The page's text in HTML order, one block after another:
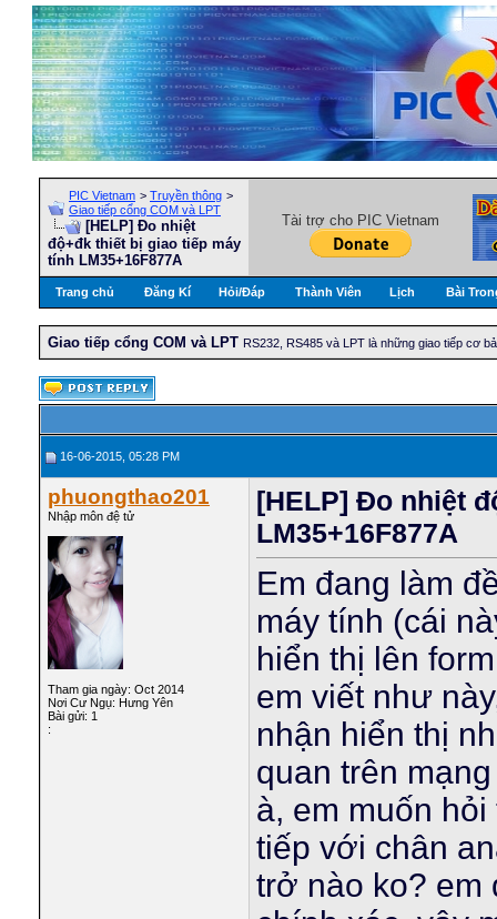
PIC Vietnam > Truyền thông >
Giao tiếp cổng COM và LPT
[HELP] Đo nhiệt
độ+đk thiết bị giao tiếp máy
tính LM35+16F877A
Tài trợ cho PIC Vietnam
Trang chủ Đăng Kí Hỏi/Ðáp Thành Viên Lịch Bài
Giao tiếp cổng COM và LPT RS232, RS485 và LPT là những giao tiếp cơ
16-06-2015, 05:28 PM
phuongthao201
Nhập môn đệ tử
Tham gia ngày: Oct 2014
Nơi Cư Ngụ: Hưng Yên
Bài gửi: 1
:
[HELP] Đo nhiệt
LM35+16F877A
Em đang làm
máy tính (cái
hiển thị lên
em viết như
nhận hiển thị
quan trên
à, em muốn
tiếp với chân
trở nào ko? em